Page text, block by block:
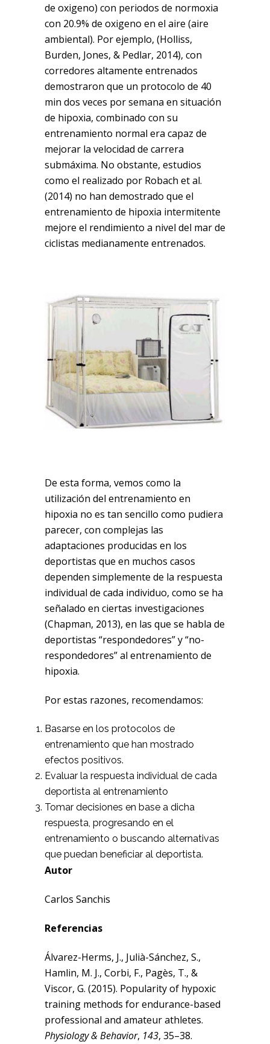
de oxigeno) con periodos de normoxia
con 20.9% de oxigeno en el aire (aire
ambiental). Por ejemplo, (Holliss,
Burden, Jones, & Pedlar, 2014), con
corredores altamente entrenados
demostraron que un protocolo de 40
min dos veces por semana en situación
de hipoxia, combinado con su
entrenamiento normal era capaz de
mejorar la velocidad de carrera
submáxima. No obstante, estudios
como el realizado por Robach et al.
(2014) no han demostrado que el
entrenamiento de hipoxia intermitente
mejore el rendimiento a nivel del mar de
ciclistas medianamente entrenados.
De esta forma, vemos como la
utilización del entrenamiento en
hipoxia no es tan sencillo como pudiera
parecer, con complejas las
adaptaciones producidas en los
deportistas que en muchos casos
dependen simplemente de la respuesta
individual de cada individuo, como se ha
señalado en ciertas investigaciones
(Chapman, 2013), en las que se habla de
deportistas “respondedores” y “no-
respondedores” al entrenamiento de
hipoxia.
Por estas razones, recomendamos:
Basarse en los protocolos de
entrenamiento que han mostrado
efectos positivos.
Evaluar la respuesta individual de cada
deportista al entrenamiento
Tomar decisiones en base a dicha
respuesta, progresando en el
entrenamiento o buscando alternativas
que puedan beneficiar al deportista.
Autor
Carlos Sanchis
Referencias
Álvarez-Herms, J., Julià-Sánchez, S.,
Hamlin, M. J., Corbi, F., Pagès, T., &
Viscor, G. (2015). Popularity of hypoxic
training methods for endurance-based
professional and amateur athletes.
Physiology & Behavior, 143, 35–38.